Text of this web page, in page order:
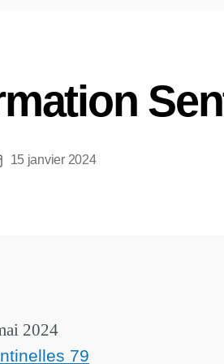
15 janvier 2024
2024
79